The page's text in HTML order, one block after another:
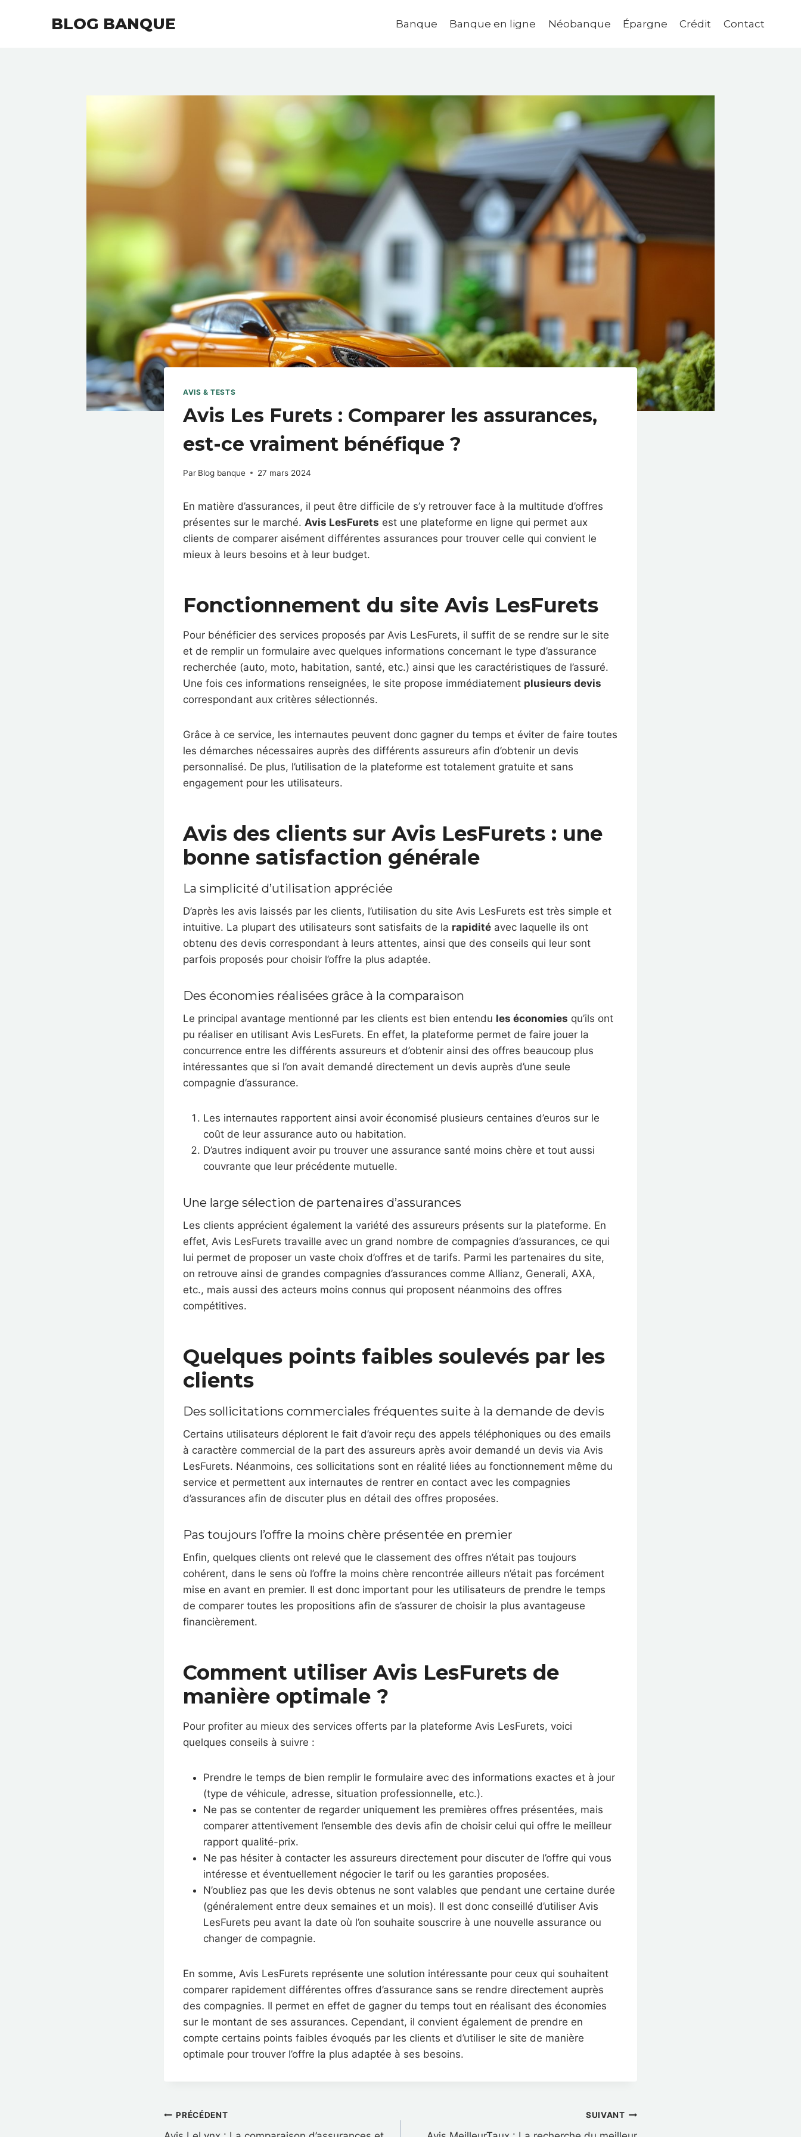
BLOG BANQUE Banque Banque en ligne Néobanque Épargne Crédit Contact
AVIS & TESTS
Avis Les Furets : Comparer les assurances,
est-ce vraiment bénéfique ?
Par Blog banque 27 mars 2024
En matière d’assurances, il peut être difficile de s’y retrouver face à la multitude d’offres
présentes sur le marché. Avis LesFurets est une plateforme en ligne qui permet aux
clients de comparer aisément différentes assurances pour trouver celle qui convient le
mieux à leurs besoins et à leur budget.
Fonctionnement du site Avis LesFurets
Pour bénéficier des services proposés par Avis LesFurets, il suffit de se rendre sur le site
et de remplir un formulaire avec quelques informations concernant le type d’assurance
recherchée (auto, moto, habitation, santé, etc.) ainsi que les caractéristiques de l’assuré.
Une fois ces informations renseignées, le site propose immédiatement plusieurs devis
correspondant aux critères sélectionnés.
Grâce à ce service, les internautes peuvent donc gagner du temps et éviter de faire toutes
les démarches nécessaires auprès des différents assureurs afin d’obtenir un devis
personnalisé. De plus, l’utilisation de la plateforme est totalement gratuite et sans
engagement pour les utilisateurs.
Avis des clients sur Avis LesFurets : une
bonne satisfaction générale
La simplicité d’utilisation appréciée
D’après les avis laissés par les clients, l’utilisation du site Avis LesFurets est très simple et
intuitive. La plupart des utilisateurs sont satisfaits de la rapidité avec laquelle ils ont
obtenu des devis correspondant à leurs attentes, ainsi que des conseils qui leur sont
parfois proposés pour choisir l’offre la plus adaptée.
Des économies réalisées grâce à la comparaison
Le principal avantage mentionné par les clients est bien entendu les économies qu’ils ont
pu réaliser en utilisant Avis LesFurets. En effet, la plateforme permet de faire jouer la
concurrence entre les différents assureurs et d’obtenir ainsi des offres beaucoup plus
intéressantes que si l’on avait demandé directement un devis auprès d’une seule
compagnie d’assurance.
Les internautes rapportent ainsi avoir économisé plusieurs centaines d’euros sur le
coût de leur assurance auto ou habitation.
D’autres indiquent avoir pu trouver une assurance santé moins chère et tout aussi
couvrante que leur précédente mutuelle.
Une large sélection de partenaires d’assurances
Les clients apprécient également la variété des assureurs présents sur la plateforme. En
effet, Avis LesFurets travaille avec un grand nombre de compagnies d’assurances, ce qui
lui permet de proposer un vaste choix d’offres et de tarifs. Parmi les partenaires du site,
on retrouve ainsi de grandes compagnies d’assurances comme Allianz, Generali, AXA,
etc., mais aussi des acteurs moins connus qui proposent néanmoins des offres
compétitives.
Quelques points faibles soulevés par les
clients
Des sollicitations commerciales fréquentes suite à la demande de devis
Certains utilisateurs déplorent le fait d’avoir reçu des appels téléphoniques ou des emails
à caractère commercial de la part des assureurs après avoir demandé un devis via Avis
LesFurets. Néanmoins, ces sollicitations sont en réalité liées au fonctionnement même du
service et permettent aux internautes de rentrer en contact avec les compagnies
d’assurances afin de discuter plus en détail des offres proposées.
Pas toujours l’offre la moins chère présentée en premier
Enfin, quelques clients ont relevé que le classement des offres n’était pas toujours
cohérent, dans le sens où l’offre la moins chère rencontrée ailleurs n’était pas forcément
mise en avant en premier. Il est donc important pour les utilisateurs de prendre le temps
de comparer toutes les propositions afin de s’assurer de choisir la plus avantageuse
financièrement.
Comment utiliser Avis LesFurets de
manière optimale ?
Pour profiter au mieux des services offerts par la plateforme Avis LesFurets, voici
quelques conseils à suivre :
Prendre le temps de bien remplir le formulaire avec des informations exactes et à jour
(type de véhicule, adresse, situation professionnelle, etc.).
Ne pas se contenter de regarder uniquement les premières offres présentées, mais
comparer attentivement l’ensemble des devis afin de choisir celui qui offre le meilleur
rapport qualité-prix.
Ne pas hésiter à contacter les assureurs directement pour discuter de l’offre qui vous
intéresse et éventuellement négocier le tarif ou les garanties proposées.
N’oubliez pas que les devis obtenus ne sont valables que pendant une certaine durée
(généralement entre deux semaines et un mois). Il est donc conseillé d’utiliser Avis
LesFurets peu avant la date où l’on souhaite souscrire à une nouvelle assurance ou
changer de compagnie.
En somme, Avis LesFurets représente une solution intéressante pour ceux qui souhaitent
comparer rapidement différentes offres d’assurance sans se rendre directement auprès
des compagnies. Il permet en effet de gagner du temps tout en réalisant des économies
sur le montant de ses assurances. Cependant, il convient également de prendre en
compte certains points faibles évoqués par les clients et d’utiliser le site de manière
optimale pour trouver l’offre la plus adaptée à ses besoins.
Navigation
PRÉCÉDENT SUIVANT